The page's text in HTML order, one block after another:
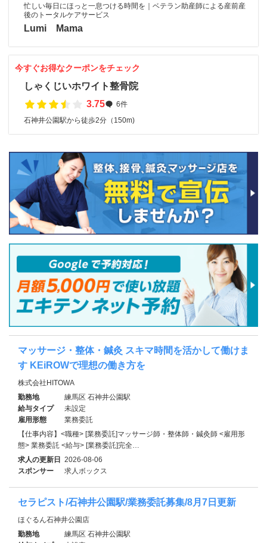
忙しい毎日にほっと一息つける時間を｜ベテラン助産師による産前産
後のトータルケアサービス
Lumi Мama
今すぐお得なクーポンをチェック
しゃくじいホワイト整骨院
3.75
6件
石神井公園駅から徒歩2分（150m)
マッサージ・整体・鍼灸 スキマ時間を活かして働けま
す KEiROWで理想の働き方を
株式会社HITOWA
勤務地
練馬区 石神井公園駅
給与タイプ
未設定
雇用形態
業務委託
【仕事内容】<職種> [業務委託]マッサージ師・整体師・鍼灸師 <雇用形
態> 業務委託 <給与> [業務委託]完全…
求人の更新日 2026-08-06
スポンサー
求人ボックス
セラピスト/石神井公園駅/業務委託募集/8月7日更新
ほぐるん石神井公園店
勤務地
練馬区 石神井公園駅